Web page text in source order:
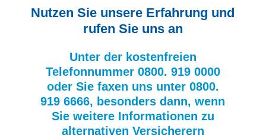
Nutzen Sie unsere Erfahrung und
rufen Sie uns an
Unter der kostenfreien
Telefonnummer 0800. 919 0000
oder Sie faxen uns unter 0800.
919 6666, besonders dann, wenn
Sie weitere Informationen zu
alternativen Versicherern